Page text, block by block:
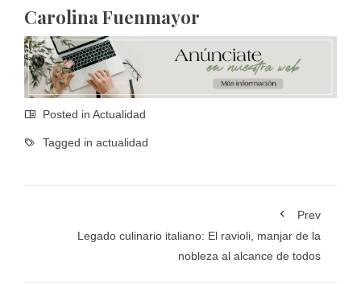
Carolina Fuenmayor
Posted in Actualidad
Tagged in actualidad
Prev
Legado culinario italiano: El ravioli, manjar de la
nobleza al alcance de todos